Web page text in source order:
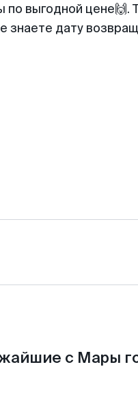
по выгодной
знаете дату
с Мары